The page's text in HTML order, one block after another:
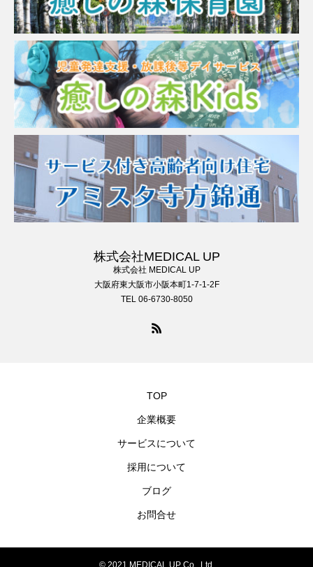
株式会社MEDICAL UP
株式会社 MEDICAL UP
大阪府東大阪市小阪本町1-7-1-2F
TEL 06-6730-8050
TOP
企業概要
サービスについて
採用について
ブログ
お問合せ
© 2021 MEDICAL UP Co., Ltd.